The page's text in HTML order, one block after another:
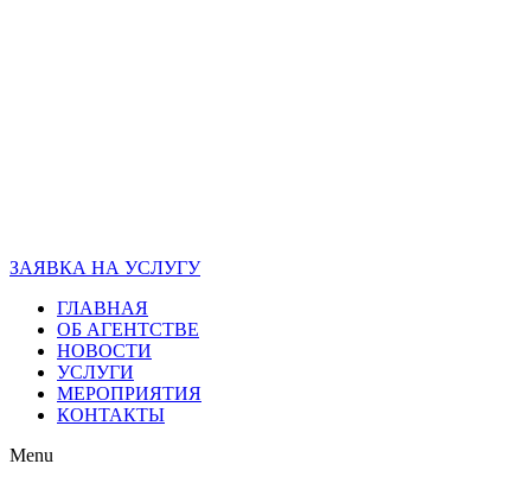
ЗАЯВКА НА УСЛУГУ
ГЛАВНАЯ
ОБ АГЕНТСТВЕ
НОВОСТИ
УСЛУГИ
МЕРОПРИЯТИЯ
КОНТАКТЫ
Menu